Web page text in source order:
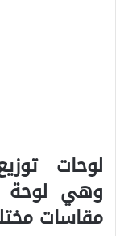
لوحات
وهي لوحة
مقاسات